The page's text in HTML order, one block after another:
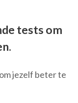
tests om
jezelf beter te